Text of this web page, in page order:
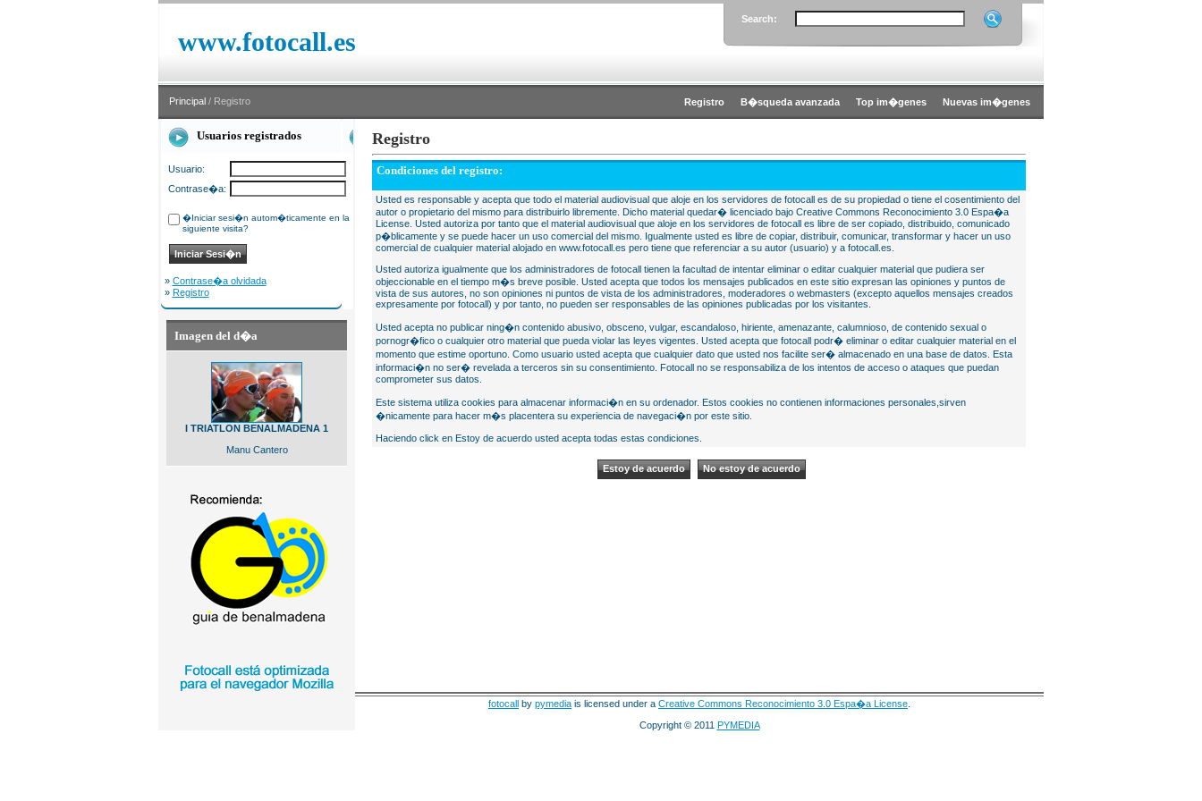
www.fotocall.es
Search:
Principal / Registro Registro B�squeda avanzada Top im�genes Nuevas im�genes
Usuarios registrados
Usuario:
Contrase�a:
�Iniciar sesi�n autom�ticamente en la
siguiente visita?
» Contrase�a olvidada
» Registro
Imagen del d�a
I TRIATLON BENALMADENA 1
Manu Cantero
Registro
Condiciones del registro:
Usted es responsable y acepta que todo el material audiovisual que aloje en los servidores de fotocall es de su propiedad o tiene el cosentimiento del
autor o propietario del mismo para distribuirlo libremente. Dicho material quedar� licenciado bajo Creative Commons Reconocimiento 3.0 Espa�a
License. Usted autoriza por tanto que el material audiovisual que aloje en los servidores de fotocall es libre de ser copiado, distribuido, comunicado
p�blicamente y se puede hacer un uso comercial del mismo. Igualmente usted es libre de copiar, distribuir, comunicar, transformar y hacer un uso
comercial de cualquier material alojado en www.fotocall.es pero tiene que referenciar a su autor (usuario) y a fotocall.es.
Usted autoriza igualmente que los administradores de fotocall tienen la facultad de intentar eliminar o editar cualquier material que pudiera ser
objeccionable en el tiempo m�s breve posible. Usted acepta que todos los mensajes publicados en este sitio expresan las opiniones y puntos de
vista de sus autores, no son opiniones ni puntos de vista de los administradores, moderadores o webmasters (excepto aquellos mensajes creados
expresamente por fotocall) y por tanto, no pueden ser responsables de las opiniones publicadas por los visitantes.
Usted acepta no publicar ning�n contenido abusivo, obsceno, vulgar, escandaloso, hiriente, amenazante, calumnioso, de contenido sexual o
pornogr�fico o cualquier otro material que pueda violar las leyes vigentes. Usted acepta que fotocall podr� eliminar o editar cualquier material en el
momento que estime oportuno. Como usuario usted acepta que cualquier dato que usted nos facilite ser� almacenado en una base de datos. Esta
informaci�n no ser� revelada a terceros sin su consentimiento. Fotocall no se responsabiliza de los intentos de acceso o ataques que puedan
comprometer sus datos.
Este sistema utiliza cookies para almacenar informaci�n en su ordenador. Estos cookies no contienen informaciones personales,sirven
�nicamente para hacer m�s placentera su experiencia de navegaci�n por este sitio.
Haciendo click en Estoy de acuerdo usted acepta todas estas condiciones.
fotocall by pymedia is licensed under a Creative Commons Reconocimiento 3.0 Espa�a License
Copyright © 2011 PYMEDIA